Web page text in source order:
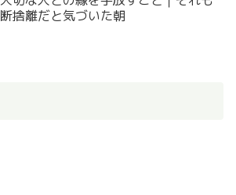
断捨離だと気づいた朝